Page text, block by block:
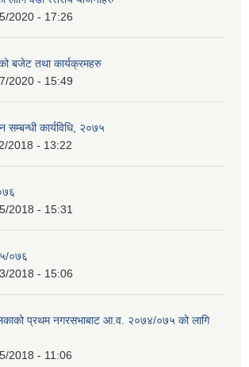
2020 - 17:26
बजेट तथा कार्यक्रमहरु
2020 - 15:49
कार्यविधि, २०७५
2018 - 13:22
2018 - 15:31
०७६
2018 - 15:06
प्रथम नगरसभाबाट आ.व. २०७४/०७५ को लागि
2018 - 11:06